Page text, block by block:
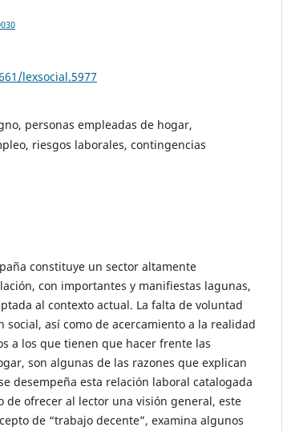
lexsocial.5977
personas empleadas de hogar,
riesgos laborales, contingencias
constituye un sector altamente
con importantes y manifiestas lagunas,
al contexto actual. La falta de voluntad
social, así como de acercamiento a la realidad
a los que tienen que hacer frente las
son algunas de las razones que explican
desempeña esta relación laboral catalogada
de ofrecer al lector una visión general, este
de “trabajo decente”, examina algunos